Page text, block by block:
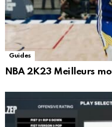
Guides
NBA 2K23 Meilleurs